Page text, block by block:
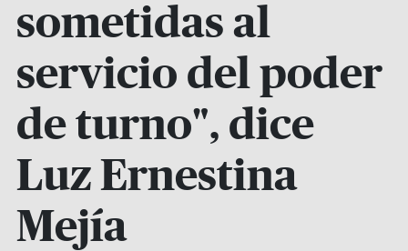
sometidas al
servicio del poder
de turno", dice
Luz Ernestina
Mejía